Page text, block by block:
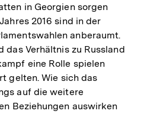
in Georgien sorgen
2016 sind in der
anberaumt.
das Verhältnis zu Russland
eine Rolle spielen
gelten. Wie sich das
auf die weitere
Beziehungen auswirken